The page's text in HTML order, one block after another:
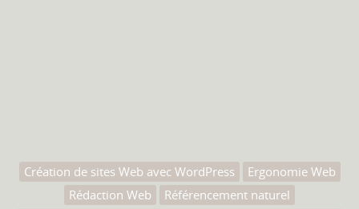
Création de sites Web avec WordPress
Ergonomie Web
Rédaction Web
Référencement naturel